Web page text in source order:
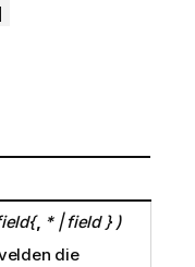
, * | field } )
die